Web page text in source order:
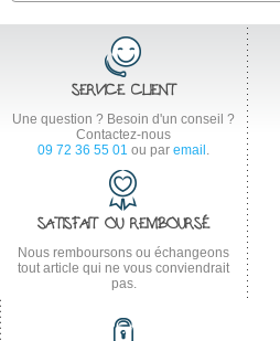
SERVICE CLIENT
Une question ? Besoin d'un conseil ?
Contactez-nous
09 72 36 55 01 ou par email .
SATISFAIT OU REMBOURSÉ
Nous remboursons ou échangeons
tout article qui ne vous conviendrait
pas.